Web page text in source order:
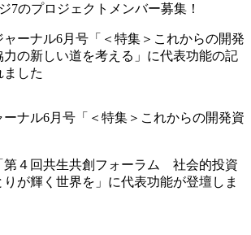
7のプロジェクトメンバー募集！
ーナル6月号「＜特集＞これからの開発資